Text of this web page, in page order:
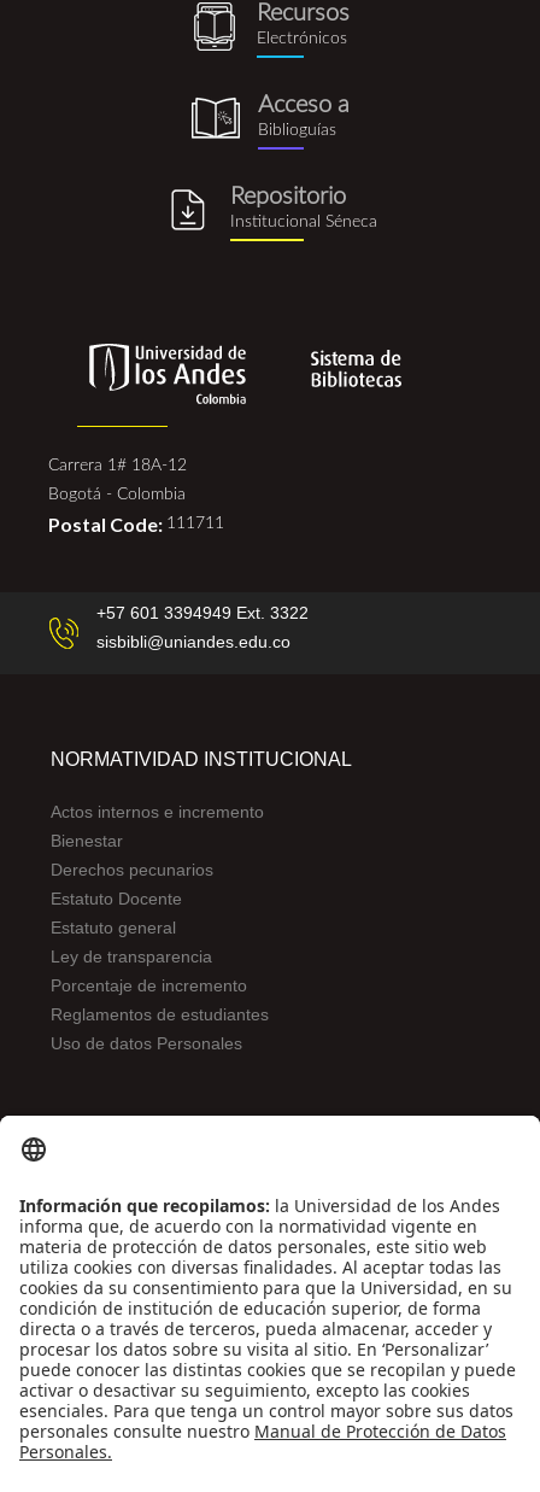
recursos_electronicos.png
Recursos
Electrónicos
biblioguia.png
Acceso a
Biblioguías
Repositorio
Institucional Séneca
Carrera 1# 18A-12
Bogotá - Colombia
Postal Code: 111711
+57 601 3394949 Ext. 3322
sisbibli@uniandes.edu.co
NORMATIVIDAD INSTITUCIONAL
Actos internos e incremento
Bienestar
Derechos pecunarios
Estatuto Docente
Estatuto general
Ley de transparencia
Porcentaje de incremento
Reglamentos de estudiantes
Uso de datos Personales
Contáctenos
Biblioguías
Preguntas frecuentes
Capacitación
Directrices
Entretenimiento
Compra de libros y material audiovisual